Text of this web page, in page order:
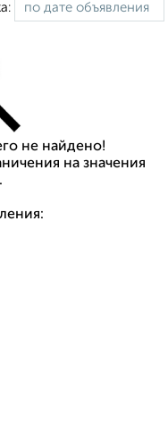
не найдено!
на значения